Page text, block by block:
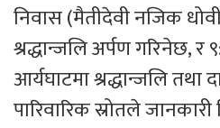
निवास (मैतीदेवी नजिक
श्रद्धान्जलि अर्पण गरिनेछ,
आर्यघाटमा श्रद्धान्जलि तथा
पारिवारिक स्रोतले